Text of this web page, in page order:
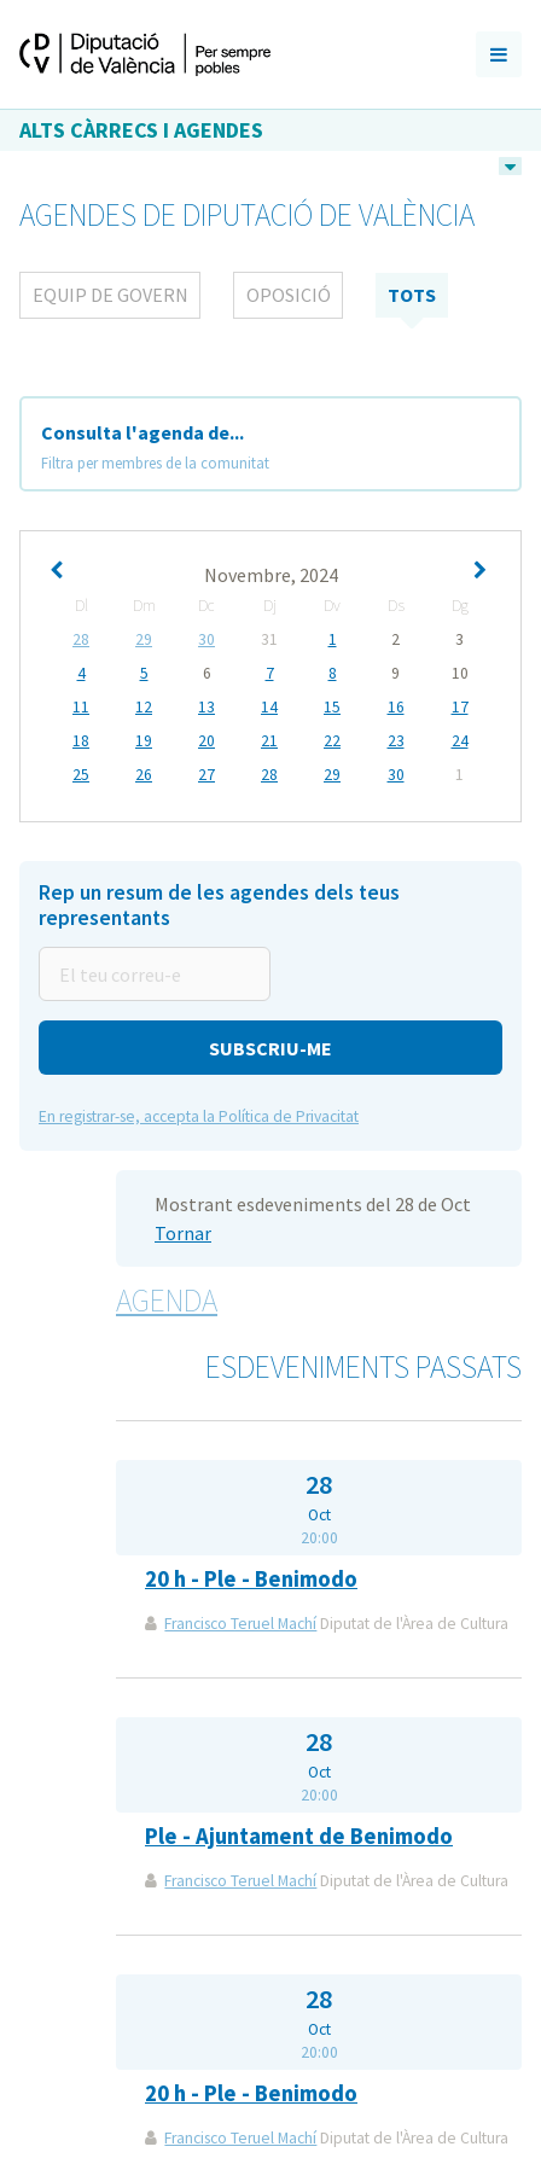
ALTS CÀRRECS I AGENDES
AGENDES DE DIPUTACIÓ DE VALÈNCIA
EQUIP DE GOVERN OPOSICIÓ TOTS
Consulta l'agenda de...
Filtra per membres de la comunitat
Novembre, 2024
Dl Dm Dc Dj Dv Ds
Dg
28
29 30 31 1 2
3
4
5 6 7 8 9
10
11
12 13 14 15 16
17
18
19 20 21 22 23
24
25
26 27 28 29 30 1
Rep un resum de les agendes dels teus
representants
teu
correu-
En registrar-se, accepta la Política de Privacitat
Mostrant esdeveniments del 28 de Oct
Tornar
AGENDA
ESDEVENIMENTS PASSATS
28
Oct
20:00
20 h - Ple - Benimodo
Francisco Teruel Machí Diputat de l'Àrea de Cultura
28
Oct
20:00
Ple - Ajuntament de Benimodo
Francisco Teruel Machí Diputat de l'Àrea de Cultura
28
Oct
20:00
20 h - Ple - Benimodo
Francisco Teruel Machí Diputat de l'Àrea de Cultura